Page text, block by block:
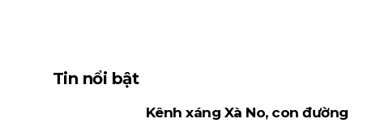
Tin nổi bật
Kênh xáng Xà No, con đường